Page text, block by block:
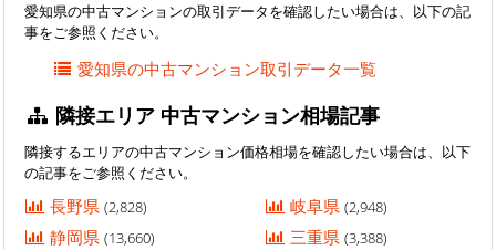
愛知県の中古マンションの取引データを確認したい場合は、以下の記
事をご参照ください。
愛知県の中古マンション取引データ一覧
隣接エリア 中古マンション相場記事
隣接するエリアの中古マンション価格相場を確認したい場合は、以下
の記事をご参照ください。
長野県(2,828) 岐阜県(2,948)
静岡県(13,660) 三重県(3,388)